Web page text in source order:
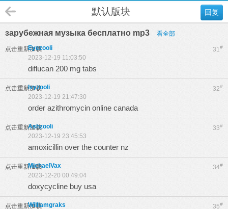
回复
默认版块
зарубежная музыка бесплатно mp3 看全部
点击重新加载 31#
Eyezooli
2023-12-19 11:03:50
diflucan 200 mg tabs
点击重新加载 32#
Ivyzooli
2023-12-19 21:47:30
order azithromycin online canada
点击重新加载 33#
Ashzooli
2023-12-19 23:45:53
amoxicillin over the counter nz
点击重新加载 34#
MichaelVax
2023-12-20 00:49:04
doxycycline buy usa
点击重新加载 35#
Williamgraks